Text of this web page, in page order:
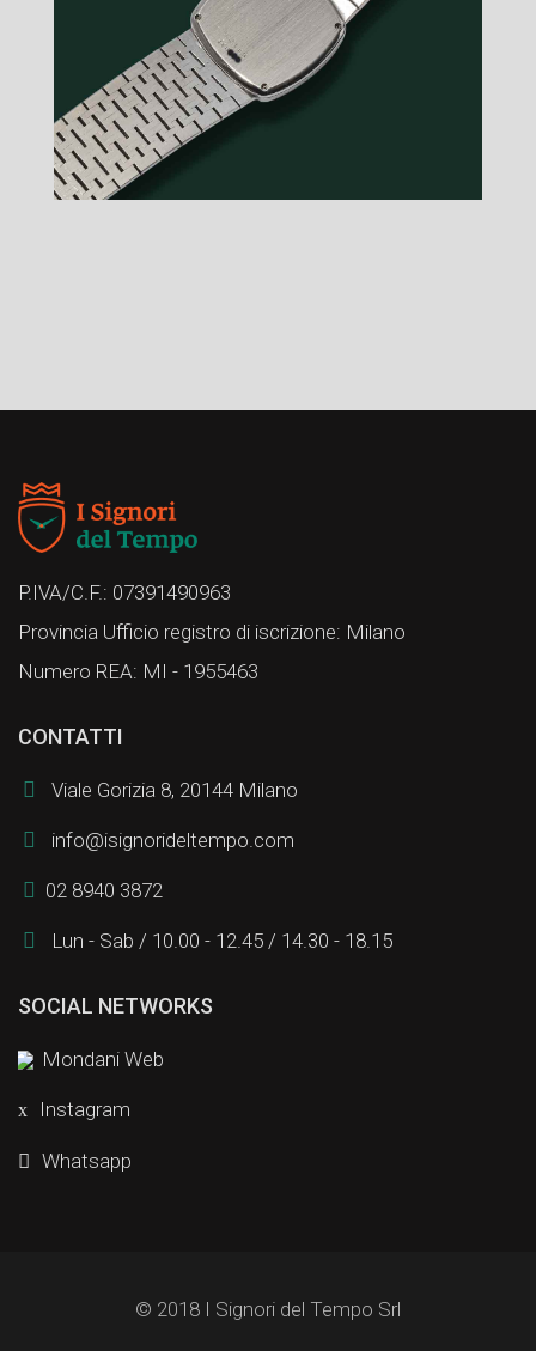
P.IVA/C.F.: 07391490963
Provincia Ufficio registro di iscrizione: Milano
Numero REA: MI - 1955463
CONTATTI
Viale Gorizia 8, 20144 Milano
info@isignorideltempo.com
02 8940 3872
Lun - Sab / 10.00 - 12.45 / 14.30 - 18.15
SOCIAL NETWORKS
Mondani Web
Instagram
Whatsapp
© 2018 I Signori del Tempo Srl